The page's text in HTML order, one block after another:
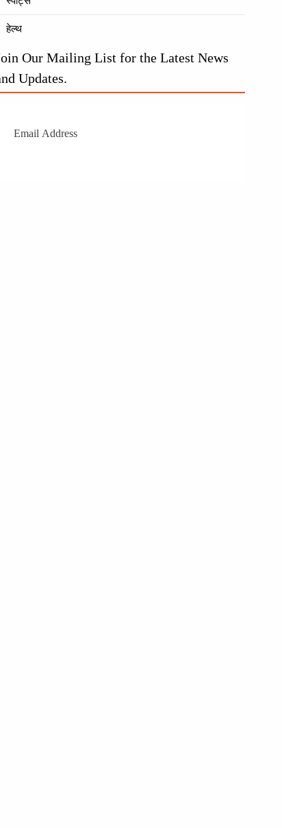
हेल्थ
Our Mailing List for the Latest News
Updates.